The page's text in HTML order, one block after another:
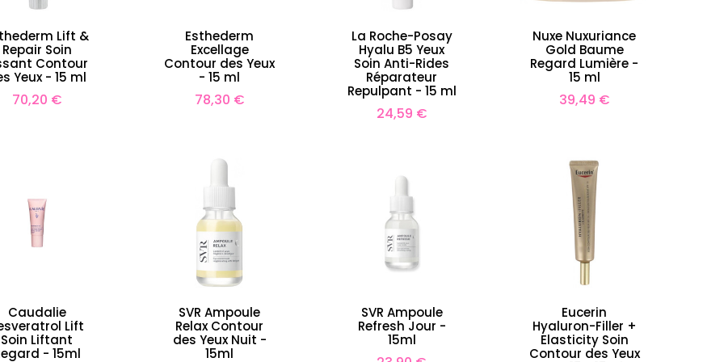
Lift &
Repair Soin
Contour
Yeux - 15 ml
Prix
70,20 €
Esthederm
Excellage
Contour des Yeux
- 15 ml
Prix
78,30 €
La Roche-Posay
Hyalu B5 Yeux
Soin Anti-Rides
Réparateur
Repulpant - 15 ml
Prix
24,59 €
Nuxe Nuxuriance
Gold Baume
Regard Lumière -
15 ml
Prix
39,49 €
Caudalie
Lift
Soin Liftant
- 15ml
SVR Ampoule
Relax Contour
des Yeux Nuit -
15ml
SVR Ampoule
Refresh Jour -
15ml
Eucerin
Hyaluron-Filler +
Elasticity Soin
Contour des Yeux